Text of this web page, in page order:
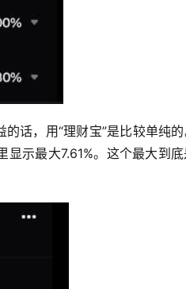
话，用“理财宝”是比较单纯
示最大7.61%。这个最大到